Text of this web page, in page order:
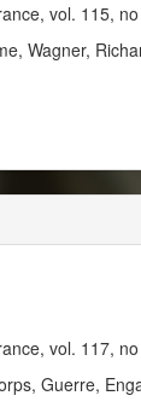
vol. 115,
Wagner,
vol. 117,
Guerre,